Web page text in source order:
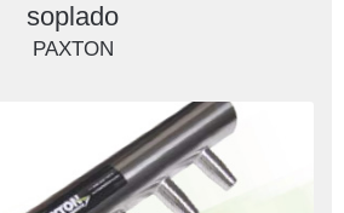
soplado
PAXTON